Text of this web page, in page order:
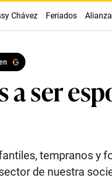
Chávez Feriados Alianza
ser
tempranos y
de nuestra